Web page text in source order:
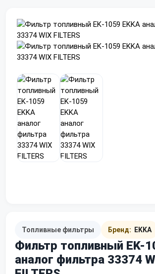
Топливные фильтры Бренд: EKKA
Фильтр топливный EK-
аналог фильтра 33374